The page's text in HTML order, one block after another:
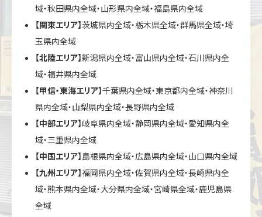
域・秋田県内全域・山形県内全域・福島県内全域
【関東エリア】茨城県内全域・栃木県全域・群馬県全域・埼
玉県内全域
【北陸エリア】新潟県内全域・富山県内全域・石川県内全
域・福井県内全域
【甲信・東海エリア】千葉県内全域・東京都内全域・神奈川
県内全域・山梨県内全域・長野県内全域
【中部エリア】岐阜県内全域・静岡県内全域・愛知県内全
域・三重県内全域
【中国エリア】島根県内全域・広島県内全域・山口県内全域
【九州エリア】福岡県内全域・佐賀県内全域・長崎県内全
域・熊本県内全域・大分県内全域・宮崎県全域・鹿児島県
全域